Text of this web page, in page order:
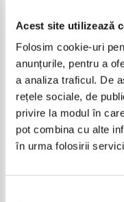
Acest site utilizează
Folosim cookie-uri
anunțurile, pentru a
a analiza traficul. De
rețele sociale, de
privire la modul în
pot combina cu alte
în urma folosirii
Abbs, Freebairn and
viniluri)
IN STOC
Adaugă în coș